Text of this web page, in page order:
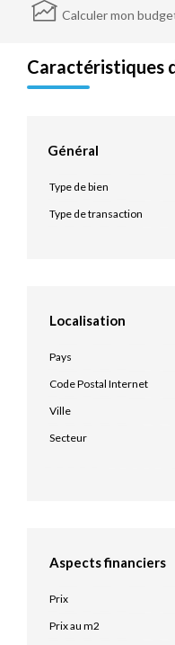
Calculer mon
Caractéristiques
Général
Type de bien
Type de transaction
Localisation
Pays
Code Postal Internet
Ville
Secteur
Aspects financiers
Prix
Prix au m2